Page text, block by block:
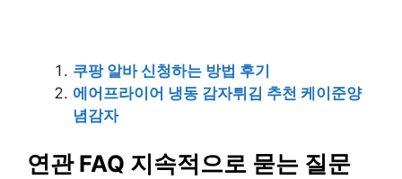
쿠팡 알바 신청하는 방법 후기
에어프라이어 냉동 감자튀김 추천 케이준양
념감자
연관 FAQ 지속적으로 묻는 질문